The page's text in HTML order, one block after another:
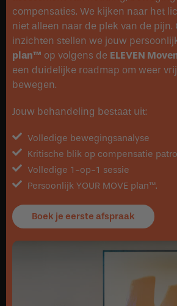
compensaties. We kijken naar het
niet alleen naar de plek van de pijn.
inzichten stellen we jouw
plan™ op volgens de ELEVEN
een duidelijke roadmap om weer
bewegen.
Jouw behandeling bestaat uit:
Volledige bewegingsanalyse
Kritische blik op compensatie
Volledige 1-op-1 sessie
Persoonlijk YOUR MOVE plan™.
Boek je eerste afspraak